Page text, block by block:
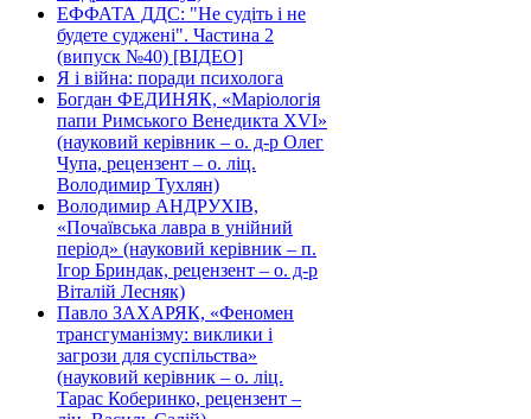
ЕФФАТА ДДС: "Не судіть і не
будете суджені". Частина 2
(випуск №40) [ВІДЕО]
Я і війна: поради психолога
Богдан ФЕДИНЯК, «Маріологія
папи Римського Венедикта XVI»
(науковий керівник – о. д-р Олег
Чупа, рецензент – о. ліц.
Володимир Тухлян)
Володимир АНДРУХІВ,
«Почаївська лавра в унійний
період» (науковий керівник – п.
Ігор Бриндак, рецензент – о. д-р
Віталій Лесняк)
Павло ЗАХАРЯК, «Феномен
трансгуманізму: виклики і
загрози для суспільства»
(науковий керівник – о. ліц.
Тарас Коберинко, рецензент –